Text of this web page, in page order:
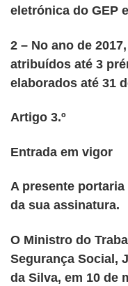
eletrónica do GEP
2 – No ano de
atribuídos até 3
elaborados até 31
Artigo 3.º
Entrada em vigor
A presente
da sua assinatura.
O Ministro do
Segurança Social,
da Silva, em 10 de